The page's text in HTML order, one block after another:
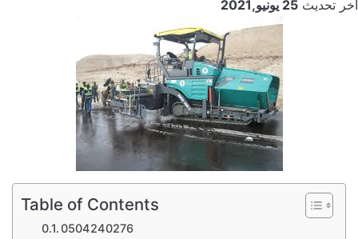
آخر تحديث 25 يونيو,2021
Table of Contents
0504240276